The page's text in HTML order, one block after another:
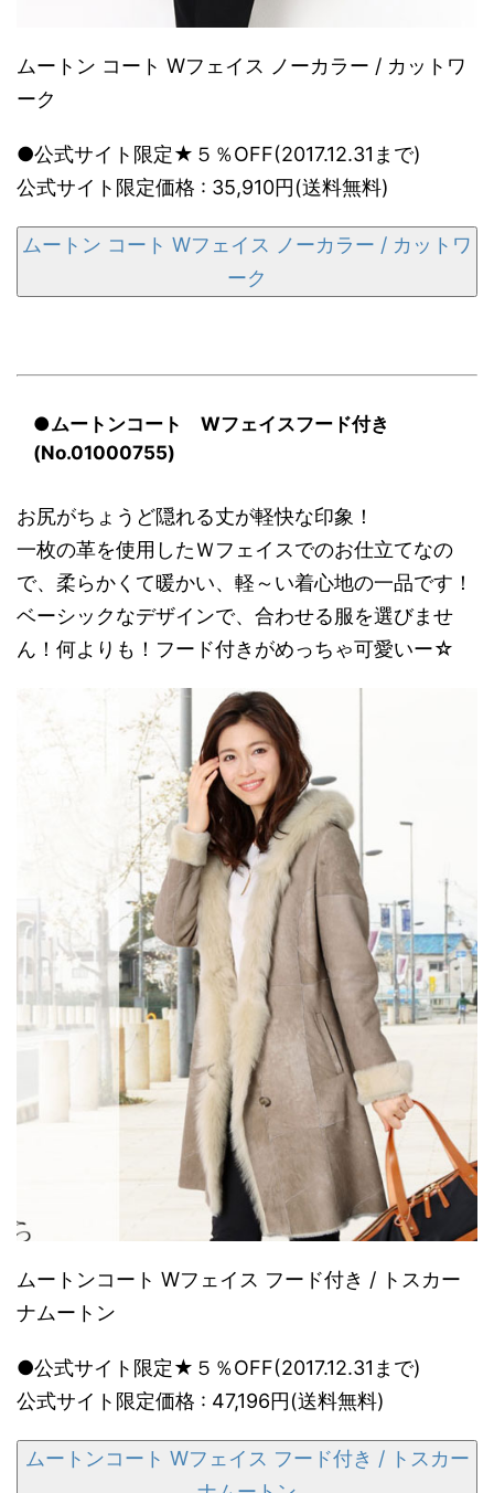
ムートン コート Wフェイス ノーカラー / カットワ
ーク
●公式サイト限定★５％OFF(2017.12.31まで)
公式サイト限定価格 : 35,910円(送料無料)
ムートン コート Wフェイス ノーカラー / カットワ
ーク
●ムートンコート Wフェイスフード付き
(No.01000755)
お尻がちょうど隠れる丈が軽快な印象！
一枚の革を使用したＷフェイスでのお仕立てなの
で、柔らかくて暖かい、軽～い着心地の一品です！
ベーシックなデザインで、合わせる服を選びませ
ん！何よりも！フード付きがめっちゃ可愛いー☆
ムートンコート Wフェイス フード付き / トスカー
ナムートン
●公式サイト限定★５％OFF(2017.12.31まで)
公式サイト限定価格 : 47,196円(送料無料)
ムートンコート Wフェイス フード付き / トスカー